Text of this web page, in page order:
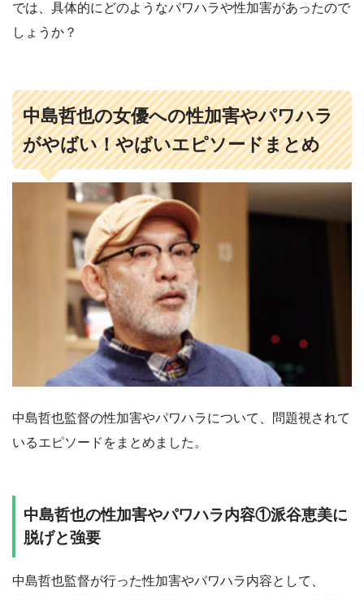
では、具体的にどのようなパワハラや性加害があったので
しょうか？
中島哲也の女優への性加害やパワハラ
がやばい！やばいエピソードまとめ
中島哲也監督の性加害やパワハラについて、問題視されて
いるエピソードをまとめました。
中島哲也の性加害やパワハラ内容①派谷恵美に
脱げと強要
中島哲也監督が行った性加害やパワハラ内容として、